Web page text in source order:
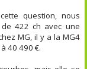
question, nous
422 ch avec une
MG, il y a la MG4
40 490 €.